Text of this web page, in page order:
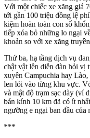
Với một chiếc xe xăng giá
tới gần 100 triệu đồng lệ
kiệm hoàn toàn con số
tiếp xóa bỏ những lo ngại
khoản so với xe xăng
Thứ ba, hạ tầng dịch vụ
chật vật lên diễn đàn hỏi vị
xuyên Campuchia hay
len lỏi vào từng khu vực.
và mật độ trạm sạc dày (ví
bán kính 10 km đã có ít
ngưỡng e ngại ban đầu của
***